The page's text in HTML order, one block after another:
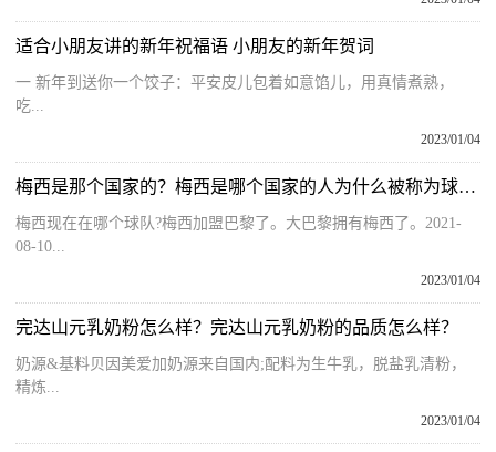
适合小朋友讲的新年祝福语 小朋友的新年贺词
一 新年到送你一个饺子：平安皮儿包着如意馅儿，用真情煮熟，
吃...
2023/01/04
梅西是那个国家的？梅西是哪个国家的人为什么被称为球王？
梅西现在在哪个球队?梅西加盟巴黎了。大巴黎拥有梅西了。2021-
08-10...
2023/01/04
完达山元乳奶粉怎么样？完达山元乳奶粉的品质怎么样？
奶源&基料贝因美爱加奶源来自国内;配料为生牛乳，脱盐乳清粉，
精炼...
2023/01/04